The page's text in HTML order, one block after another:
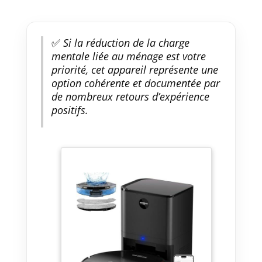
✅Si la réduction de la charge
mentale liée au ménage est votre
priorité, cet appareil représente une
option cohérente et documentée par
de nombreux retours d’expérience
positifs.